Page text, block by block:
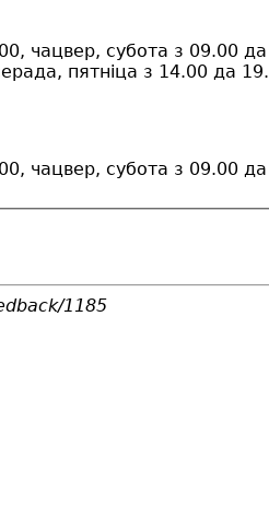
чацвер, субота з 09.00
пятніца з 14.00 да
чацвер, субота з 09.00
1185